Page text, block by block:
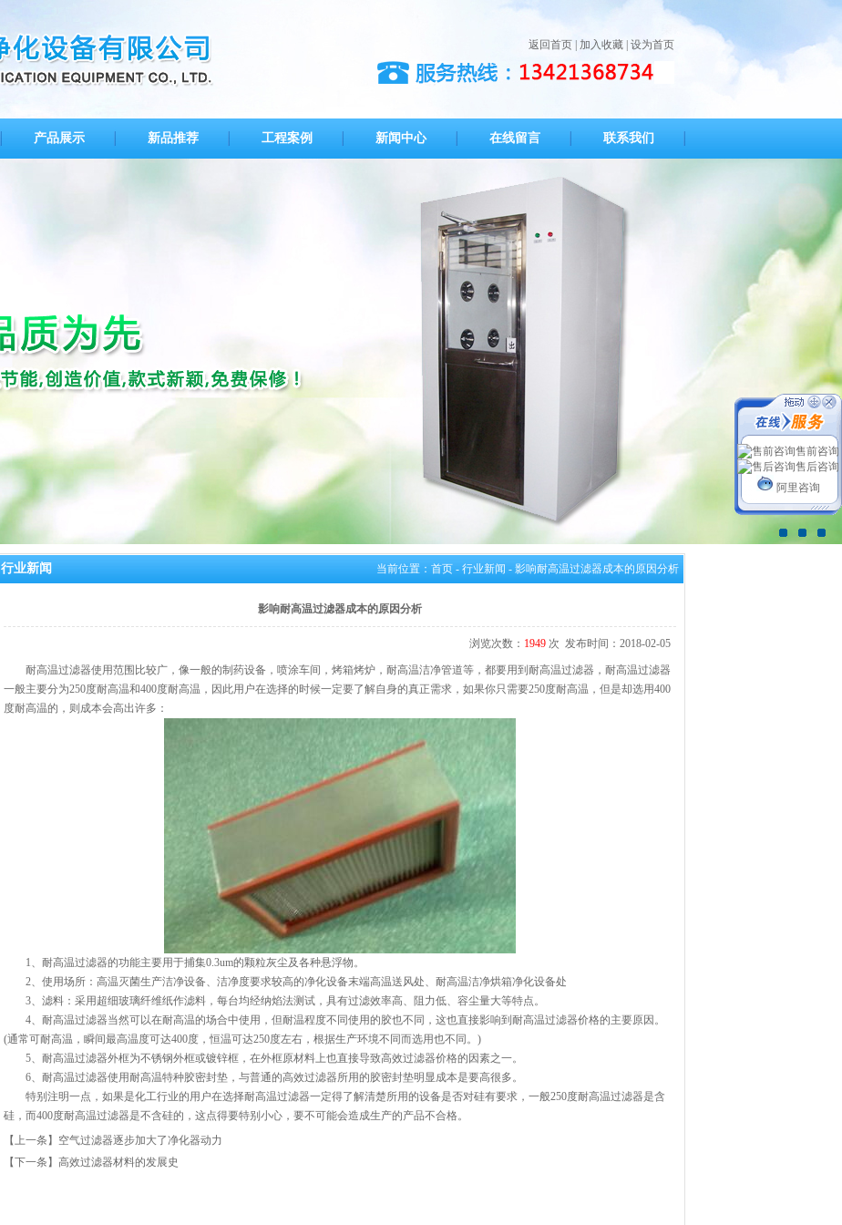
返回首页| 加入收藏| 设为首页
产品展示 新品推荐 工程案例 新闻中心 在线留言 联系我们
行业新闻 当前位置： 首页 - 行业新闻 - 影响耐高温过滤器成本的原因分析
影响耐高温过滤器成本的原因分析
浏览次数： 1949 次 发布时间：2018-02-05
耐高温过滤器使用范围比较广，像一般的制药设备，喷涂车间，烤箱烤炉，耐高温洁净管道等，都要用到耐高温过滤器，耐高温过滤器
一般主要分为250度耐高温和400度耐高温，因此用户在选择的时候一定要了解自身的真正需求，如果你只需要250度耐高温，但是却选用400
度耐高温的，则成本会高出许多：
1、耐高温过滤器的功能主要用于捕集0.3um的颗粒灰尘及各种悬浮物。
2、使用场所：高温灭菌生产洁净设备、洁净度要求较高的净化设备末端高温送风处、耐高温洁净烘箱净化设备处
3、滤料：采用超细玻璃纤维纸作滤料，每台均经纳焰法测试，具有过滤效率高、阻力低、容尘量大等特点。
4、耐高温过滤器当然可以在耐高温的场合中使用，但耐温程度不同使用的胶也不同，这也直接影响到耐高温过滤器价格的主要原因。
(通常可耐高温，瞬间最高温度可达400度，恒温可达250度左右，根据生产环境不同而选用也不同。)
5、耐高温过滤器外框为不锈钢外框或镀锌框，在外框原材料上也直接导致高效过滤器价格的因素之一。
6、耐高温过滤器使用耐高温特种胶密封垫，与普通的高效过滤器所用的胶密封垫明显成本是要高很多。
特别注明一点，如果是化工行业的用户在选择耐高温过滤器一定得了解清楚所用的设备是否对硅有要求，一般250度耐高温过滤器是含
硅，而400度耐高温过滤器是不含硅的，这点得要特别小心，要不可能会造成生产的产品不合格。
【上一条】 空气过滤器逐步加大了净化器动力
【下一条】 高效过滤器材料的发展史
售前咨询
售后咨询
阿里咨询